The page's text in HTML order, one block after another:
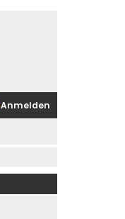
Anmelden